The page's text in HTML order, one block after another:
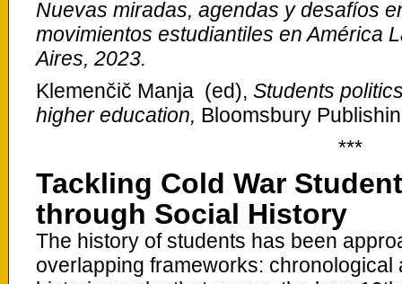
Nuevas miradas, agendas y desafíos
movimientos estudiantiles en América
Aires, 2023.
Klemenčič Manja (ed), Students
higher education, Bloomsbury
***
Tackling Cold War
through Social History
The history of students has been
overlapping frameworks: chronological